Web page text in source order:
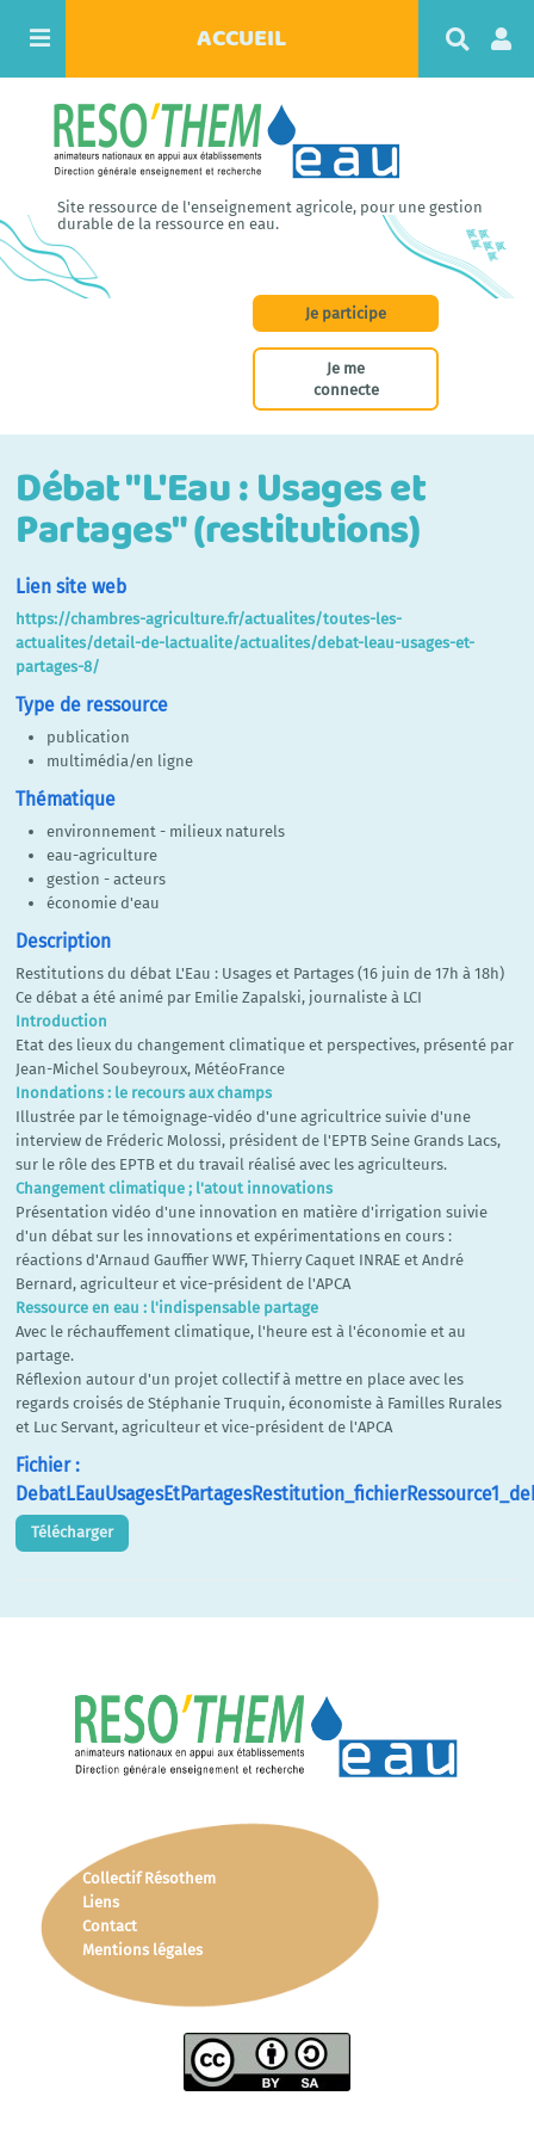
ACCUEIL
c
e
r
Site ressource de l'enseignement agricole, pour une gestion
durable de la ressource en eau.
Je participe
Je me
connecte
Débat "L'Eau : Usages et
Partages" (restitutions)
Lien site web
https://chambres-agriculture.fr/actualites/toutes-les-
actualites/detail-de-lactualite/actualites/debat-leau-usages-et-
partages-8/
Type de ressource
publication
multimédia/en ligne
Thématique
environnement - milieux naturels
eau-agriculture
gestion - acteurs
économie d'eau
Description
Restitutions du débat L'Eau : Usages et Partages (16 juin de 17h à 18h)
Ce débat a été animé par Emilie Zapalski, journaliste à LCI
Introduction
Etat des lieux du changement climatique et perspectives, présenté par
Jean-Michel Soubeyroux, MétéoFrance
Inondations : le recours aux champs
Illustrée par le témoignage-vidéo d'une agricultrice suivie d'une
interview de Fréderic Molossi, président de l'EPTB Seine Grands Lacs,
sur le rôle des EPTB et du travail réalisé avec les agriculteurs.
Changement climatique ; l'atout innovations
Présentation vidéo d'une innovation en matière d'irrigation suivie
d'un débat sur les innovations et expérimentations en cours :
réactions d'Arnaud Gauffier WWF, Thierry Caquet INRAE et André
Bernard, agriculteur et vice-président de l'APCA
Ressource en eau : l'indispensable partage
Avec le réchauffement climatique, l'heure est à l'économie et au
partage.
Réflexion autour d'un projet collectif à mettre en place avec les
regards croisés de Stéphanie Truquin, économiste à Familles Rurales
et Luc Servant, agriculteur et vice-président de l'APCA
Fichier :
Télécharger
Collectif Résothem
Liens
Contact
Mentions légales